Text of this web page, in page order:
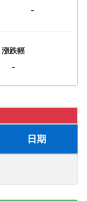
-
漲跌幅
-
日期